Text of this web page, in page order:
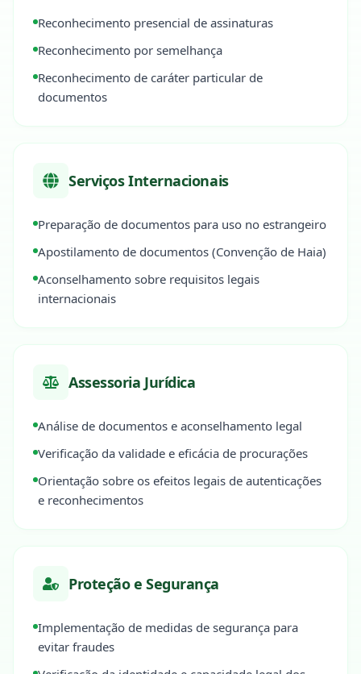
Reconhecimento presencial de assinaturas
Reconhecimento por semelhança
Reconhecimento de caráter particular de
documentos
Serviços Internacionais
Preparação de documentos para uso no estrangeiro
Apostilamento de documentos (Convenção de Haia)
Aconselhamento sobre requisitos legais
internacionais
Assessoria Jurídica
Análise de documentos e aconselhamento legal
Verificação da validade e eficácia de procurações
Orientação sobre os efeitos legais de autenticações
e reconhecimentos
Proteção e Segurança
Implementação de medidas de segurança para
evitar fraudes